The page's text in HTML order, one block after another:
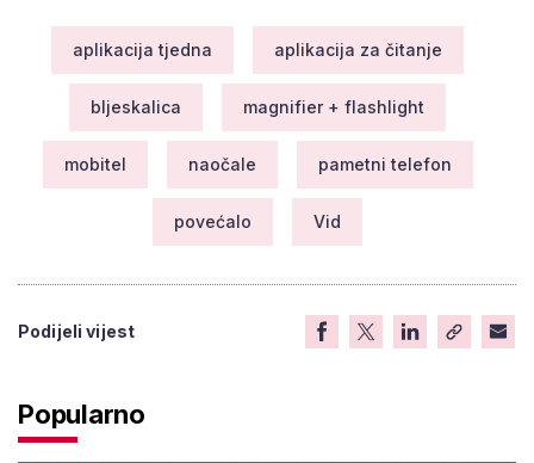
aplikacija tjedna aplikacija za čitanje
bljeskalica magnifier + flashlight
mobitel naočale pametni telefon
povećalo Vid
Podijeli vijest
Popularno